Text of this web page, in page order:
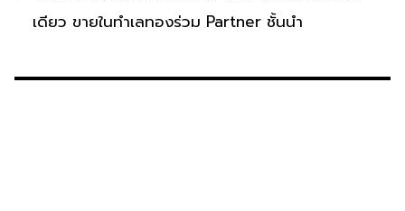
เดียว ขายในทำเลทองร่วม Partner ชั้นนำ